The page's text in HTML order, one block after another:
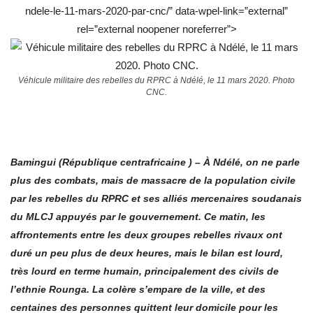
ndele-le-11-mars-2020-par-cnc/” data-wpel-link=”external”
rel=”external noopener noreferrer”>
Véhicule militaire des rebelles du RPRC à Ndélé, le 11 mars 2020. Photo
CNC.
Bamingui (République centrafricaine ) – À Ndélé, on ne parle
plus des combats, mais de massacre de la population civile
par les rebelles du RPRC et ses alliés mercenaires soudanais
du MLCJ appuyés par le gouvernement. Ce matin, les
affrontements entre les deux groupes rebelles rivaux ont
duré un peu plus de deux heures, mais le bilan est lourd,
très lourd en terme humain, principalement des civils de
l’ethnie Rounga. La colère s’empare de la ville, et des
centaines des personnes quittent leur domicile pour les